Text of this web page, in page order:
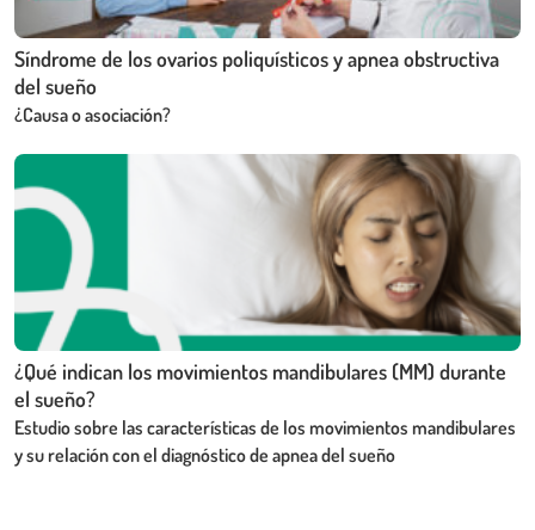
Síndrome de los ovarios poliquísticos y apnea obstructiva
del sueño
¿Causa o asociación?
¿Qué indican los movimientos mandibulares (MM) durante
el sueño?
Estudio sobre las características de los movimientos mandibulares
y su relación con el diagnóstico de apnea del sueño